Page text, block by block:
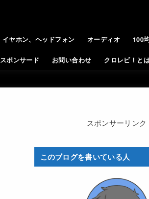
イヤホン、ヘッドフォン オーディオ 100
スポンサード お問い合わせ クロレビ！と
スポンサーリンク
このブログを書いている人